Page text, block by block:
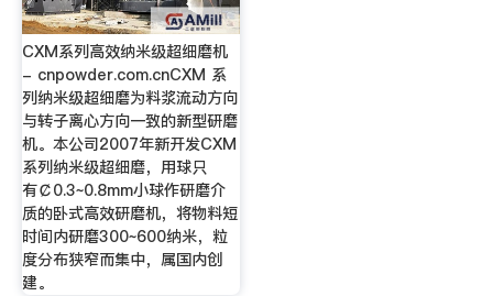
CXM系列高效纳米级超细磨机
- cnpowder.com.cnCXM 系
列纳米级超细磨为料浆流动方向
与转子离心方向一致的新型研磨
机。本公司2007年新开发CXM
系列纳米级超细磨，用球只
有￠0.3~0.8mm小球作研磨介
质的卧式高效研磨机，将物料短
时间内研磨300~600纳米，粒
度分布狭窄而集中，属国内创
建。